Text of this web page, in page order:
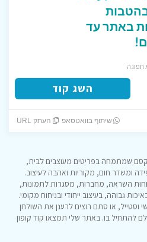
באתר עד
תפוגה
השג קוד
שיתוף בוואטסאפ העתק URL
שמתמחה בפריטים מעוצבים לבית,
ומשדר חום, מקוריות ואהבה לעיצוב.
השראה, מחברות, מסגרות לתמונות,
גבוהה, בעיצוב ייחודי ובניחוח מקומי.
או סתם רוצים לרענן את השולחן
להתחיל בו. באתר שלי תמצאו קוד קופון